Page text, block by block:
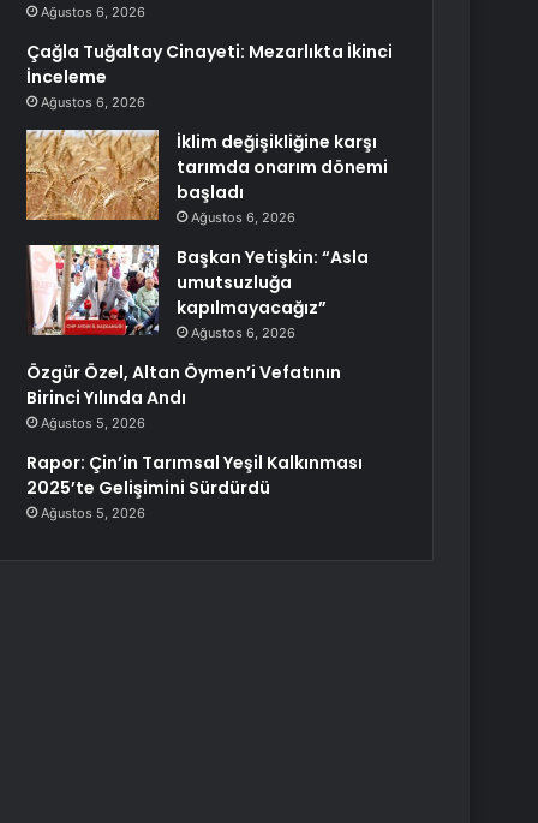
Ağustos 6, 2026
Çağla Tuğaltay Cinayeti: Mezarlıkta İkinci
İnceleme
Ağustos 6, 2026
İklim değişikliğine karşı
tarımda onarım dönemi
başladı
Ağustos 6, 2026
Başkan Yetişkin: “Asla
umutsuzluğa
kapılmayacağız”
Ağustos 6, 2026
Özgür Özel, Altan Öymen’i Vefatının
Birinci Yılında Andı
Ağustos 5, 2026
Rapor: Çin’in Tarımsal Yeşil Kalkınması
2025’te Gelişimini Sürdürdü
Ağustos 5, 2026